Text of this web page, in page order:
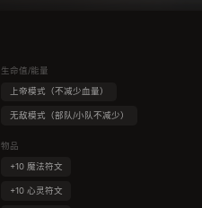
生命值/能量
上帝模式（不减少血量）
无敌模式（部队/小队不减少）
物品
+10 魔法符文
+10 心灵符文